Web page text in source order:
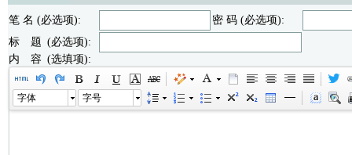
笔 名 (必选项):
密 码 (必选项):
标 题 (必选项):
内 容 (选填项):
字体 字号